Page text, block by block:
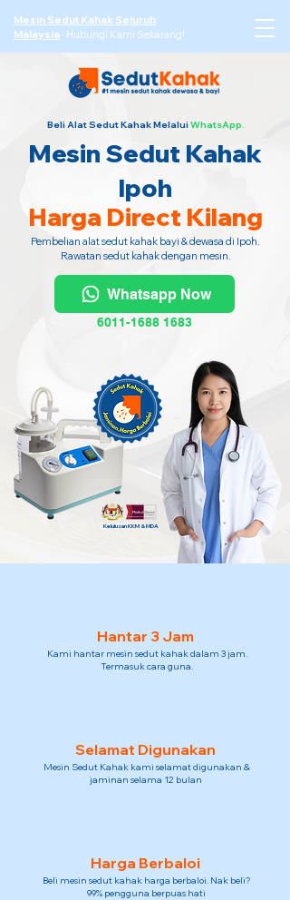
Mesin Sedut Kahak Seluruh
Malaysia · Hubungi Kami Sekarang!
Beli Alat Sedut Kahak Melalui WhatsApp.
Mesin Sedut Kahak
Ipoh
Harga Direct Kilang
Pembelian alat sedut kahak bayi & dewasa di Ipoh.
Rawatan sedut kahak dengan mesin.
Whatsapp Now
6011-1688 1683
Kelulusan KKM & MDA
Hantar 3 Jam
Kami hantar mesin sedut kahak dalam 3 jam.
Termasuk cara guna.
Selamat Digunakan
Mesin Sedut Kahak kami selamat digunakan &
jaminan selama 12 bulan
Harga Berbaloi
Beli mesin sedut kahak harga berbaloi. Nak beli?
99% pengguna berpuas hati